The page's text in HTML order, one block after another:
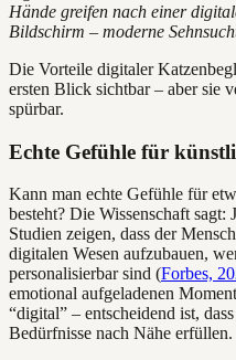
Hände greifen nach einer
Bildschirm – moderne
Die Vorteile digitaler
ersten Blick sichtbar – aber sie
spürbar.
Echte Gefühle für
Kann man echte Gefühle für
besteht? Die Wissenschaft sagt:
Studien zeigen, dass der
digitalen Wesen aufzubauen,
personalisierbar sind (Forbes,
emotional aufgeladenen
“digital” – entscheidend ist,
Bedürfnisse nach Nähe erfüllen.